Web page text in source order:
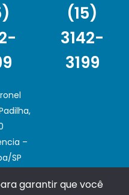
–
SP
(15)
3142-
3199
garantir que você